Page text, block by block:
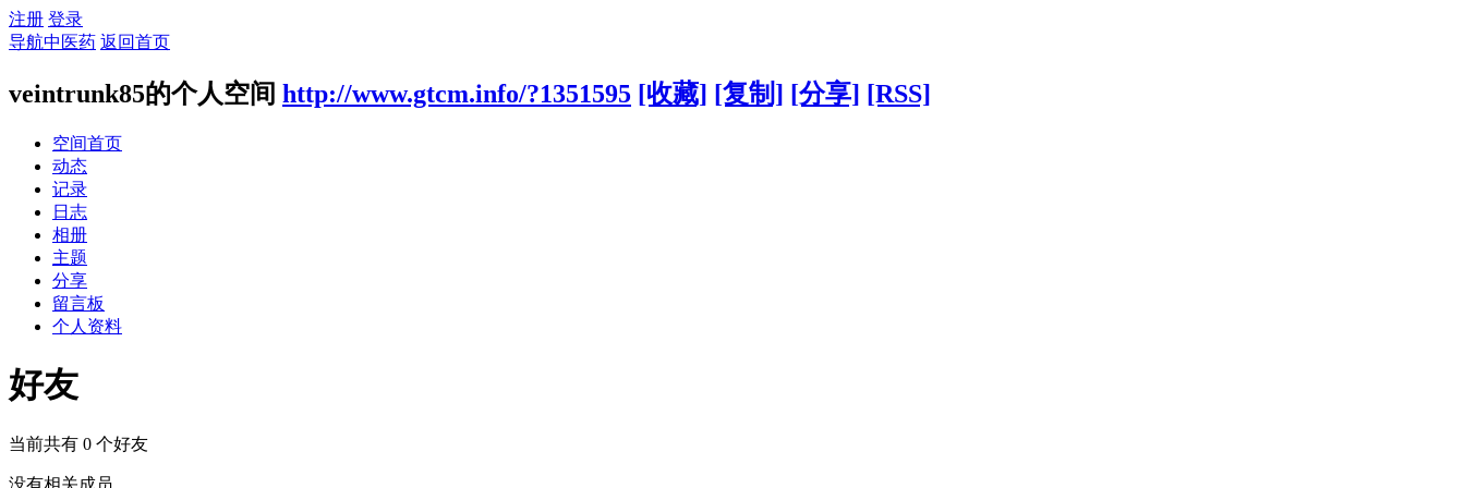
注册 登录
导航中医药 返回首页
veintrunk85的个人空间 http://www.gtcm.info/?1351595 [收藏] [复制] [分享] [RSS]
空间首页
动态
记录
日志
相册
主题
分享
留言板
个人资料
好友
当前共有 0 个好友
没有相关成员